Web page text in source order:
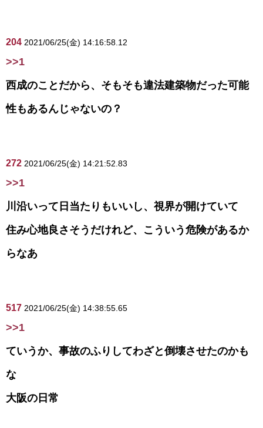
204 2021/06/25(金) 14:16:58.12
>>1
西成のことだから、そもそも違法建築物だった可能
性もあるんじゃないの？
272 2021/06/25(金) 14:21:52.83
>>1
川沿いって日当たりもいいし、視界が開けていて
住み心地良さそうだけれど、こういう危険があるか
らなあ
517 2021/06/25(金) 14:38:55.65
>>1
ていうか、事故のふりしてわざと倒壊させたのかも
な
大阪の日常